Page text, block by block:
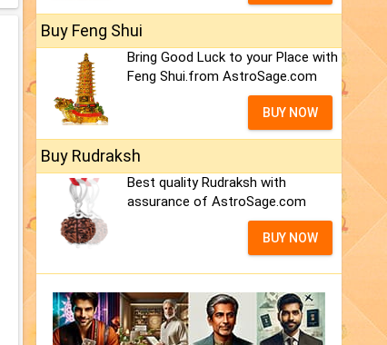
Buy Feng Shui
Bring Good Luck to your Place with
Feng Shui.from AstroSage.com
BUY NOW
Buy Rudraksh
Best quality Rudraksh with
assurance of AstroSage.com
BUY NOW